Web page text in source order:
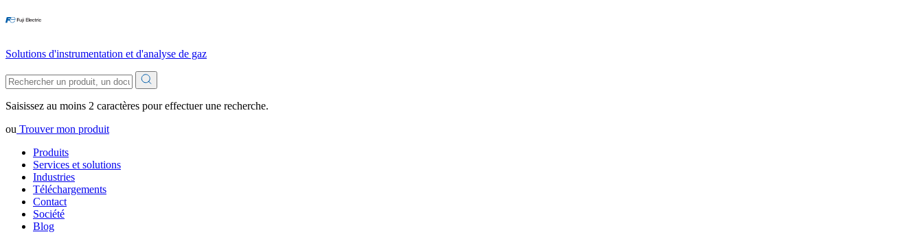
Solutions d'instrumentation et d'analyse de gaz
Saisissez au moins 2 caractères pour effectuer une recherche.
ou Trouver mon produit
Produits
Services et solutions
Industries
Téléchargements
Contact
Société
Blog